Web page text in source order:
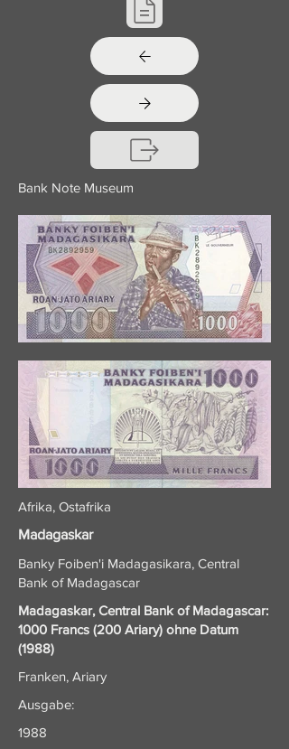
Bank Note Museum
Afrika, Ostafrika
Madagaskar
Banky Foiben'i Madagasikara, Central
Bank of Madagascar
Madagaskar, Central Bank of Madagascar:
1000 Francs (200 Ariary) ohne Datum
(1988)
Franken, Ariary
Ausgabe:
1988